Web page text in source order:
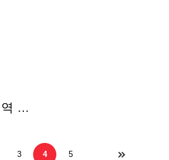
[디레터 아시아지역 리걸 업데이트] 태국 새로운 카지노 규제와 외국인 투자 유치 전략 외
3 4 5